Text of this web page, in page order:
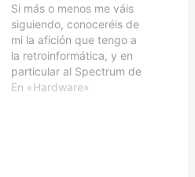
Si más o menos me váis
siguiendo, conoceréis de
mi la afición que tengo a
la retroinformática, y en
particular al Spectrum de
Sinclair, que introdujo en
En «Hardware»